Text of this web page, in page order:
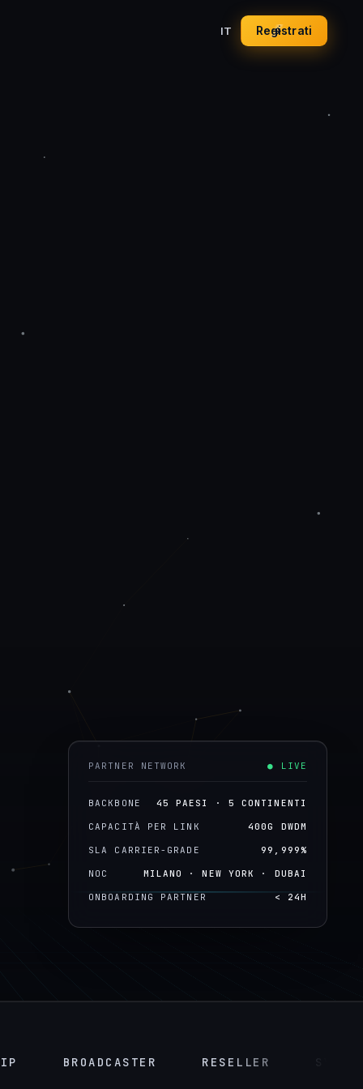
IT Registrati
PARTNER NETWORK ● LIVE
BACKBONE 45 PAESI · 5 CONTINENTI
CAPACITÀ PER LINK 400G DWDM
SLA CARRIER-GRADE 99,999%
NOC MILANO · NEW YORK · DUBAI
ONBOARDING PARTNER < 24H
BROADCASTER RESELLER